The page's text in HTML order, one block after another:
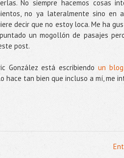
No siempre hacemos cosas
no ya lateralmente sino en
decir que no estoy loca. Me ha
un mogollón de pasajes
post.
González está escribiendoun
tan bien que incluso a mí, me